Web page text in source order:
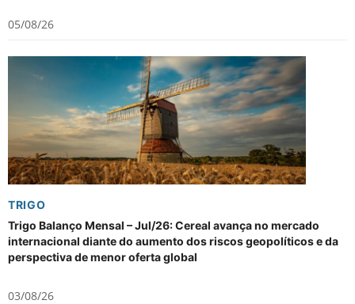
05/08/26
TRIGO
Trigo Balanço Mensal – Jul/26: Cereal avança no mercado
internacional diante do aumento dos riscos geopolíticos e da
perspectiva de menor oferta global
03/08/26